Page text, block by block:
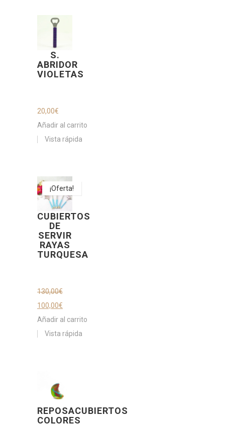
S.
ABRIDOR
VIOLETAS
20,00€
Añadir al carrito
Vista rápida
¡Oferta!
CUBIERTOS
DE
SERVIR
RAYAS
TURQUESA
130,00€
100,00€
Añadir al carrito
Vista rápida
REPOSACUBIERTOS
COLORES